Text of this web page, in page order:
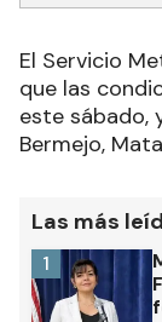
El Servicio
que las
este sábado,
Bermejo,
Las más
1